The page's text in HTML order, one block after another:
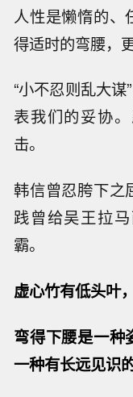
人性是懒惰的、
得适时的弯腰，
“小不忍则乱大
表我们的妥协
击。
韩信曾忍胯下之
践曾给吴王拉
霸。
虚心竹有低头叶
弯得下腰是一种
一种有长远见识